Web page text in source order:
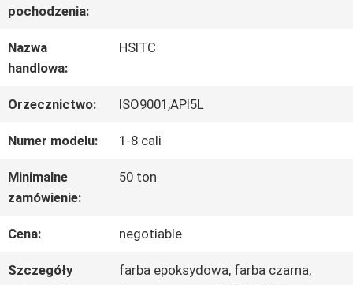
O
NAS
WYCIECZKA
PO
FABRYCE
KONTROLA
JAKOŚCI
pochodzenia:
Nazwa
handlowa:
HSITC
Orzecznictwo: ISO9001,API5L
Numer modelu: 1-8 cali
Minimalne
zamówienie:
50 ton
Cena: negotiable
Szczegóły
farba epoksydowa, farba czarna,